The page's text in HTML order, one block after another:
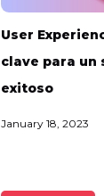
User
clave para un
exitoso
January 18, 2023